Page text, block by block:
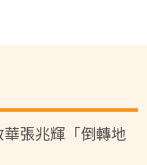
張兆輝「倒轉地